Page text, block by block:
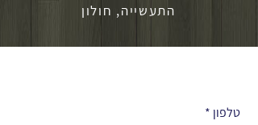
התעשייה, חולון
טלפון